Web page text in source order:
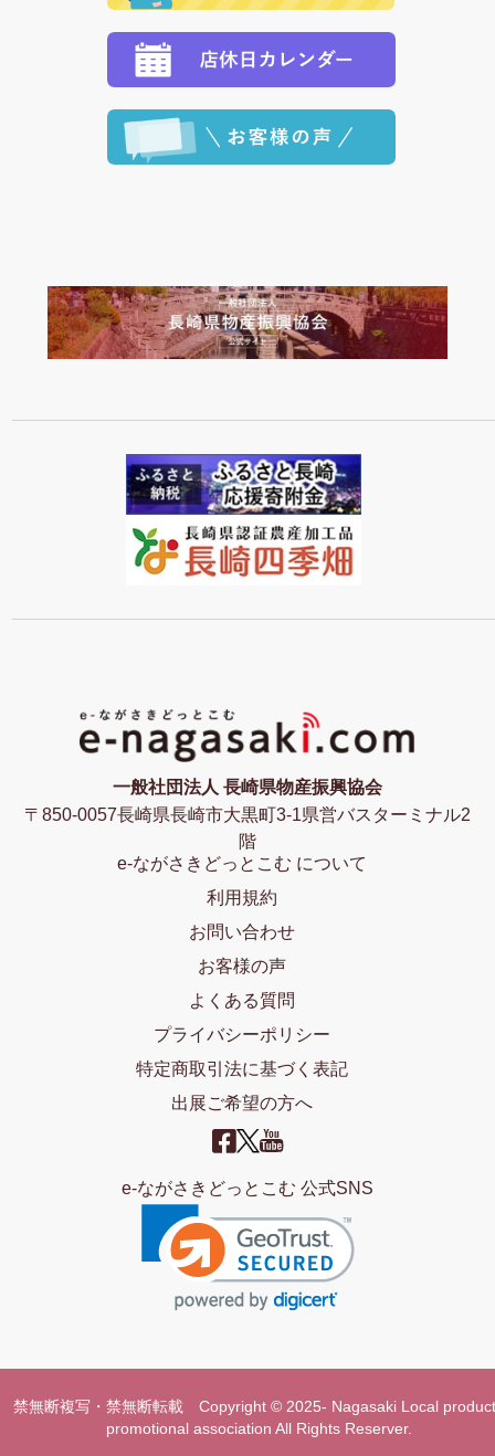
ます。 （到着日指定をされている場合は、ご指定の日
程に合わせてお届けいたします。）
一般社団法人 長崎県物産振興協会
〒850-0057長崎県長崎市大黒町3-1県営バスターミナル2
階
e-ながさきどっとこむ について
利用規約
お問い合わせ
お客様の声
よくある質問
プライバシーポリシー
特定商取引法に基づく表記
出展ご希望の方へ
e-ながさきどっとこむ 公式SNS
禁無断複写・禁無断転載 Copyright © 2025- Nagasaki Local
promotional association All Rights Reserver.